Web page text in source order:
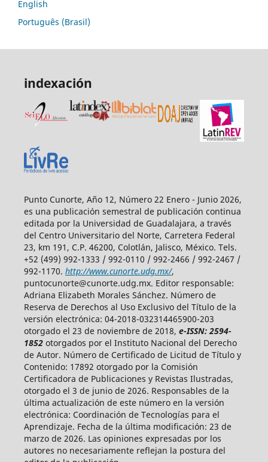
English
Português (Brasil)
indexación
Punto Cunorte, Año 12, Número 22 Enero - Junio 2026,
es una publicación semestral de publicación continua
editada por la Universidad de Guadalajara, a través
del Centro Universitario del Norte, Carretera Federal
23, km 191, C.P. 46200, Colotlán, Jalisco, México. Tels.
+52 (499) 992-1333 / 992-0110 / 992-2466 / 992-2467 /
992-1170. http://www.cunorte.udg.mx/,
puntocunorte@cunorte.udg.mx. Editor responsable:
Adriana Elizabeth Morales Sánchez. Número de
Reserva de Derechos al Uso Exclusivo del Título de la
versión electrónica: 04-2018-032314465900-203
otorgado el 23 de noviembre de 2018, e-ISSN: 2594-
1852otorgados por el Instituto Nacional del Derecho
de Autor. Número de Certificado de Licitud de Título y
Contenido: 17892 otorgado por la Comisión
Certificadora de Publicaciones y Revistas Ilustradas,
otorgado el 3 de junio de 2026. Responsables de la
última actualización de este número en la versión
electrónica: Coordinación de Tecnologías para el
Aprendizaje. Fecha de la última modificación: 23 de
marzo de 2026. Las opiniones expresadas por los
autores no necesariamente reflejan la postura del